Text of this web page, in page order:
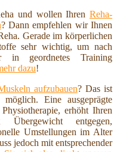
und wollen Ihren Reha-
? Dann empfehlen wir Ihnen
Gerade im körperlichen
sehr wichtig, um nach
in geordnetes Training
dazu!
aufzubauen? Das ist
Eine ausgeprägte
erhöht Ihren
entgegen,
Umstellungen im Alter
jedoch mit entsprechender